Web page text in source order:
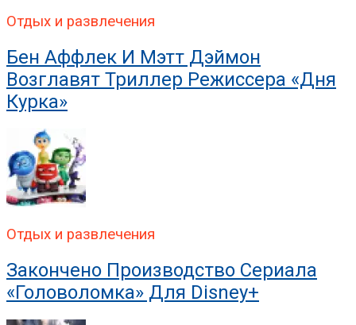
Отдых и развлечения
Бен Аффлек И Мэтт Дэймон
Возглавят Триллер Режиссера «Дня
Курка»
Отдых и развлечения
Закончено Производство Сериала
«Головоломка» Для Disney+